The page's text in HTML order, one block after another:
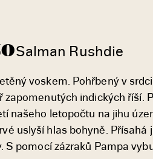
Salman Rushdie
voskem. Pohřbený v
indických říší.
našeho letopočtu na jihu
uslyší hlas bohyně. Přísahá
pomocí zázraků Pampa